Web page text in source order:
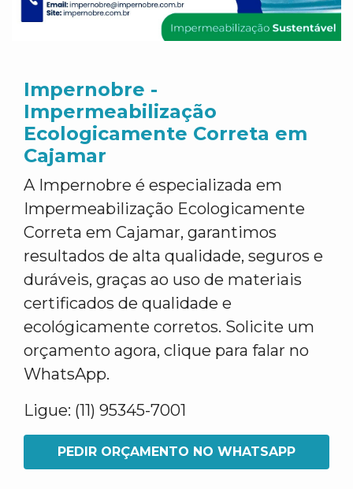
Impernobre -
Impermeabilização
Ecologicamente Correta em
Cajamar
A Impernobre é especializada em
Impermeabilização Ecologicamente
Correta em Cajamar, garantimos
resultados de alta qualidade, seguros e
duráveis, graças ao uso de materiais
certificados de qualidade e
ecológicamente corretos. Solicite um
orçamento agora, clique para falar no
WhatsApp.
Ligue: (11) 95345-7001
PEDIR ORÇAMENTO NO WHATSAPP